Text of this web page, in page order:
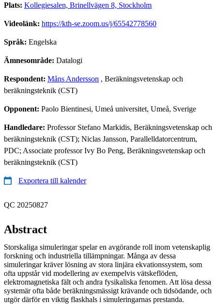
Plats: Kollegiesalen, Brinellvägen 8, Stockholm
Videolänk: https://kth-se.zoom.us/j/65542778560
Språk: Engelska
Ämnesområde: Datalogi
Respondent: Måns Andersson , Beräkningsvetenskap och
beräkningsteknik (CST)
Opponent: Paolo Bientinesi, Umeå universitet, Umeå, Sverige
Handledare: Professor Stefano Markidis, Beräkningsvetenskap och
beräkningsteknik (CST); Niclas Jansson, Parallelldatorcentrum,
PDC; Associate professor Ivy Bo Peng, Beräkningsvetenskap och
beräkningsteknik (CST)
Exportera till kalender
QC 20250827
Abstract
Storskaliga simuleringar spelar en avgörande roll inom vetenskaplig
forskning och industriella tillämpningar. Många av dessa
simuleringar kräver lösning av stora linjära ekvationssystem, som
ofta uppstår vid modellering av exempelvis vätskeflöden,
elektromagnetiska fält och andra fysikaliska fenomen. Att lösa dessa
systemär ofta både beräkningsmässigt krävande och tidsödande, och
utgör därför en viktig flaskhals i simuleringarnas prestanda.